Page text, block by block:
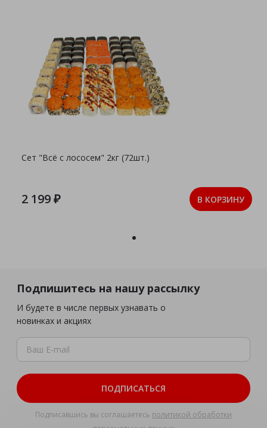
Сет "Всё с лососем" 2кг (72шт.)
2 199 ₽ В КОРЗИНУ
Подпишитесь на нашу рассылку
И будете в числе первых узнавать о
новинках и акциях
ПОДПИСАТЬСЯ
Подписавшись вы соглашаетесь политикой обработки